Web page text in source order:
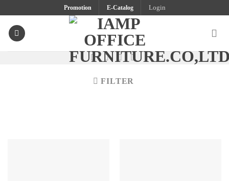
content
Promotion E-Catalog Login
FILTER